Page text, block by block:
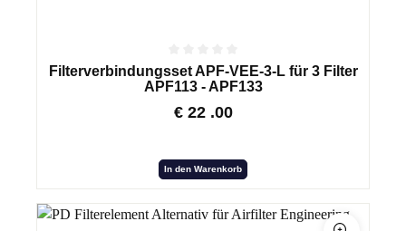
Filterverbindungsset APF-VEE-3-L für 3 Filter
APF113 - APF133
€ 22 .00
In den Warenkorb